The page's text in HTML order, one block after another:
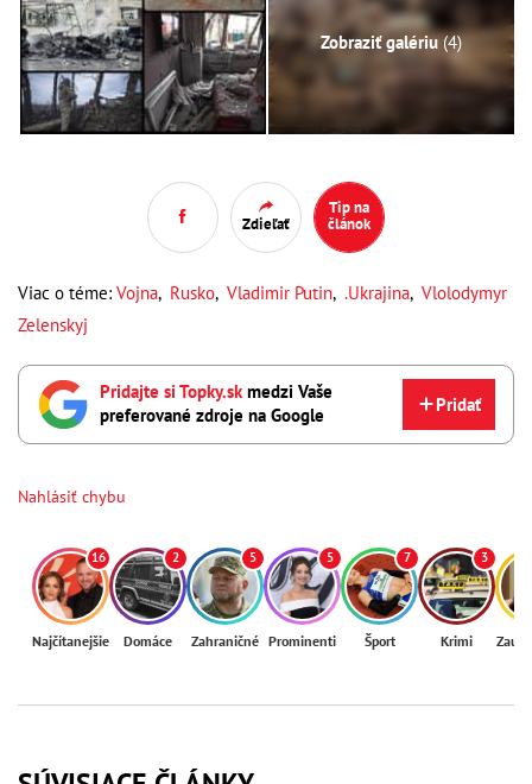
Zobraziť galériu(4)
Zdieľať
Tip na
článok
Viac o téme: Vojna, Rusko, Vladimir Putin, .Ukrajina, Vlolodymyr
Zelenskyj
Pridajte si Topky.skmedzi Vaše
preferované zdroje na Google
Pridať
Nahlásiť chybu
16
Najčítanejšie
2
Domáce
5
Zahraničné
5
Prominenti
7
Šport
3
Krimi